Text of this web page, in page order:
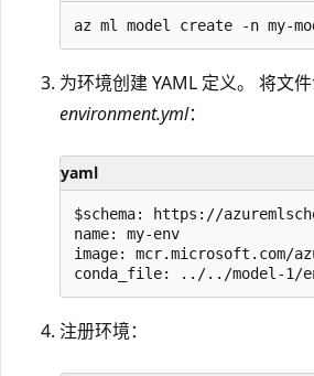
为环境创建 YAML 定义。 将文
environment.yml：
yaml
$schema: https://
name: my-env
image: mcr.microsoft.com/
注册环境：